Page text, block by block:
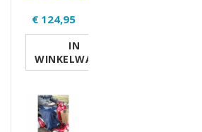
€ 124,95
IN
WINKELWAGEN